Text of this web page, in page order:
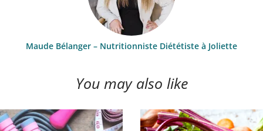
Maude Bélanger – Nutritionniste Diététiste à Joliette
You may also like